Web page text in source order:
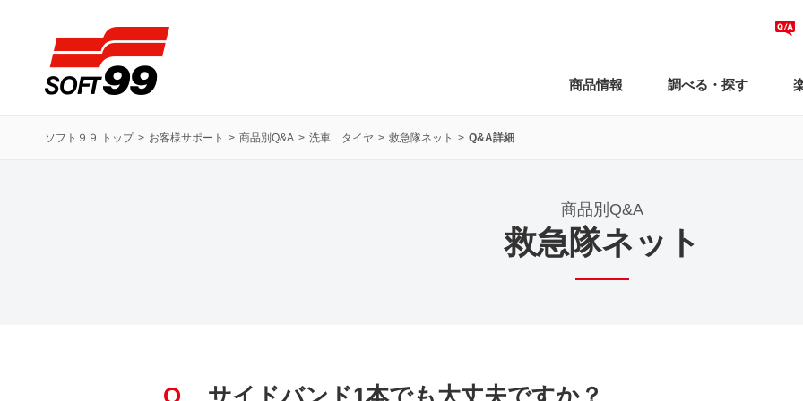
商品情報 調べる・探す
ソフト９９ トップ お客様サポート 商品別Q&A 洗車 タイヤ 救急隊ネット Q&A詳細
商品別Q&A
救急隊ネット
Q サイドバンド1本でも大丈夫ですか？